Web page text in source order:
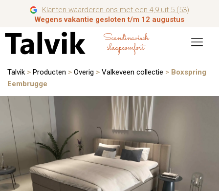
Klanten waarderen ons met een 4,9 uit 5 (53)
Wegens vakantie gesloten t/m 12 augustus
Scandinavisch
slaapcomfort
Talvik > Producten > Overig > Valkeveen collectie > Boxspring
Eembrugge